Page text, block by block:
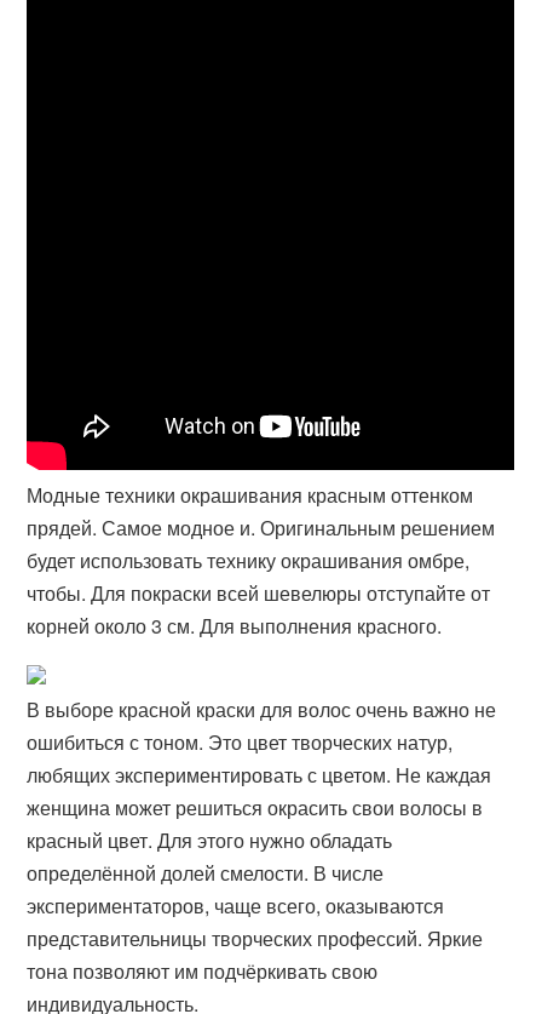
Модные техники окрашивания красным оттенком
прядей. Самое модное и. Оригинальным решением
будет использовать технику окрашивания омбре,
чтобы. Для покраски всей шевелюры отступайте от
корней около 3 см. Для выполнения красного.
В выборе красной краски для волос очень важно не
ошибиться с тоном. Это цвет творческих натур,
любящих экспериментировать с цветом. Не каждая
женщина может решиться окрасить свои волосы в
красный цвет. Для этого нужно обладать
определённой долей смелости. В числе
экспериментаторов, чаще всего, оказываются
представительницы творческих профессий. Яркие
тона позволяют им подчёркивать свою
индивидуальность.